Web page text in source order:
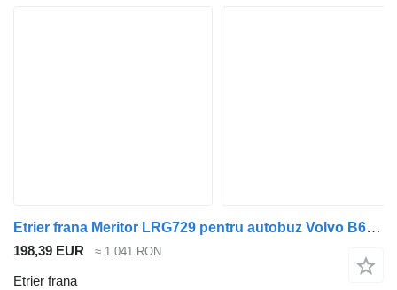
Etrier frana Meritor LRG729 pentru autobuz Volvo B6, B7, B9, B10, B12 bus (1978-2011)
198,39 EUR ≈ 1.041 RON
Etrier frana